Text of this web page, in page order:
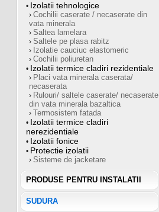
• Izolatii tehnologice
› Cochilii caserate / necaserate din
vata minerala
› Saltea lamelara
› Saltele pe plasa rabitz
› Izolatie cauciuc elastomeric
› Cochilii poliuretan
• Izolatii termice cladiri rezidentiale
› Placi vata minerala caserata/
necaserata
› Rulouri/ saltele caserate/ necaserate
din vata minerala bazaltica
› Termosistem fatada
• Izolatii termice cladiri
nerezidentiale
• Izolatii fonice
• Protectie izolatii
› Sisteme de jacketare
PRODUSE PENTRU INSTALATII
SUDURA